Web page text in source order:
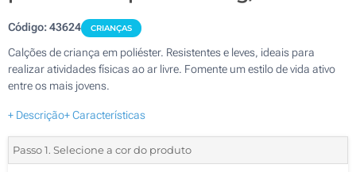
Código:43624 CRIANÇAS
Calções de criança em poliéster. Resistentes e leves, ideais para
realizar atividades físicas ao ar livre. Fomente um estilo de vida ativo
entre os mais jovens.
+ Descrição+ Características
Passo 1. Selecione a cor do produto